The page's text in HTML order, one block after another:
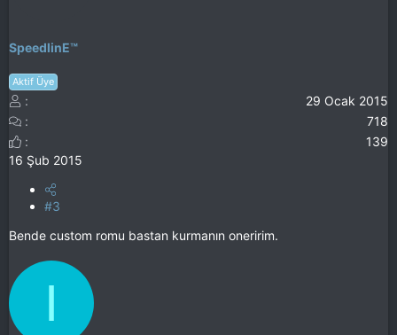
SpeedlinE™
Aktif Üye
29 Ocak 2015
718
139
16 Şub 2015
#3
Bende custom romu bastan kurmanın oneririm.
I